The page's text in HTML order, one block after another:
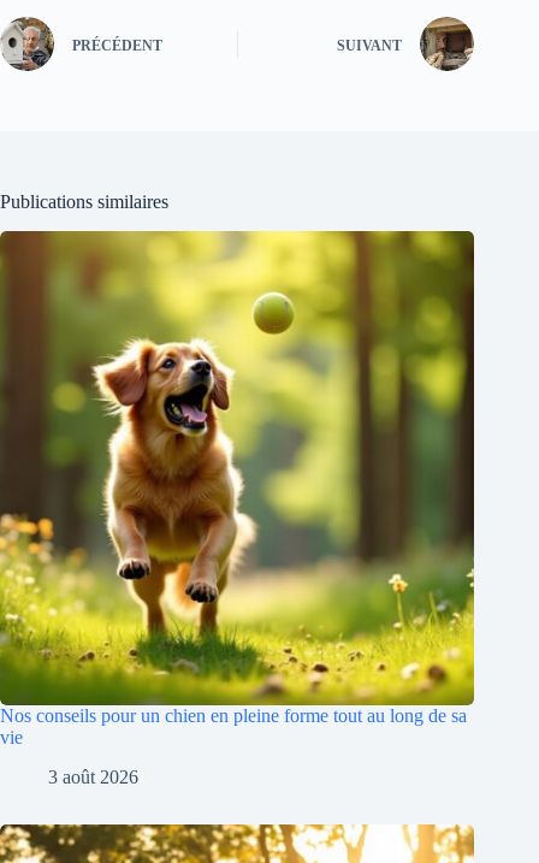
PRÉCÉDENT SUIVANT
Publications similaires
Nos conseils pour un chien en pleine forme tout au long de sa
vie
3 août 2026